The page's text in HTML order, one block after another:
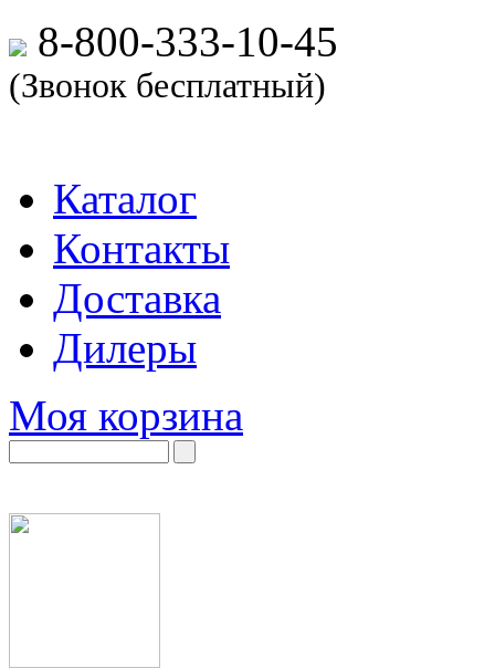
8-800-333-10-45
(Звонок бесплатный)
Каталог
Контакты
Доставка
Дилеры
Моя корзина